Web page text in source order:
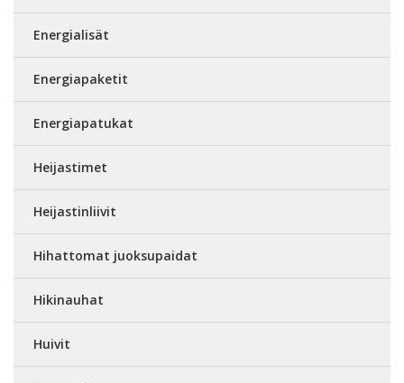
Energialisät
Energiapaketit
Energiapatukat
Heijastimet
Heijastinliivit
Hihattomat juoksupaidat
Hikinauhat
Huivit